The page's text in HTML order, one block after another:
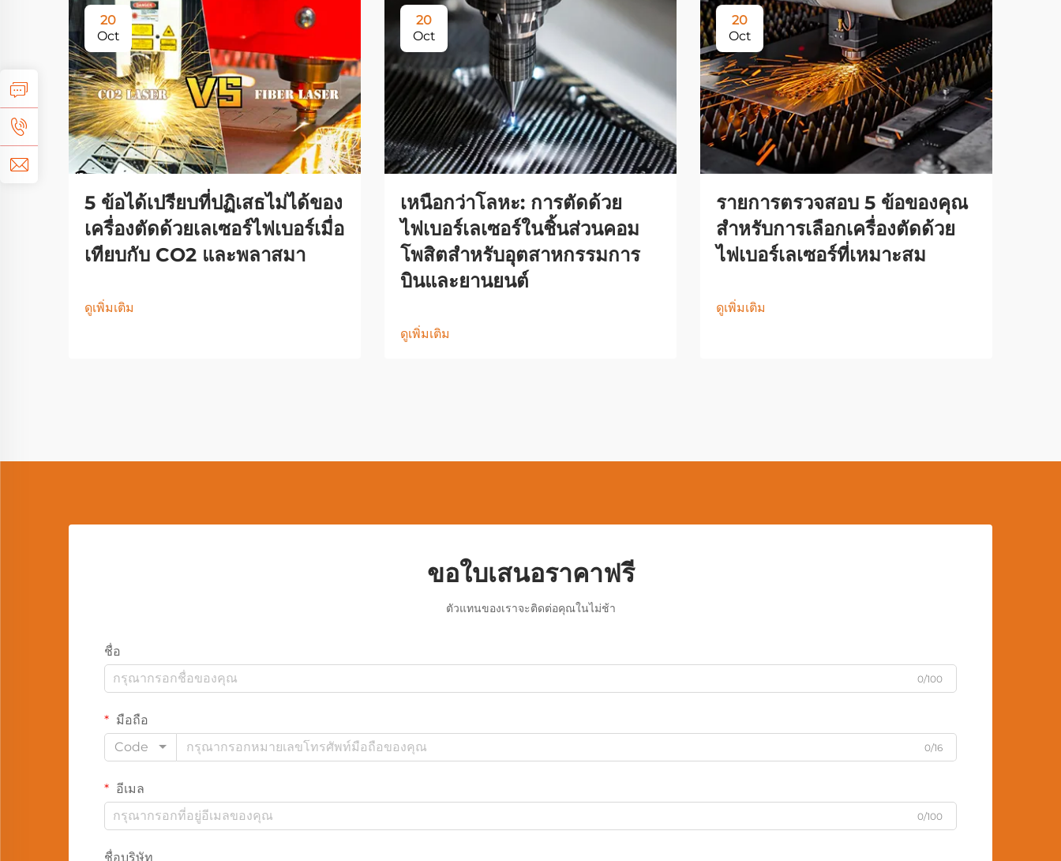
20
Oct
5 ข้อได้เปรียบที่ปฏิเสธไม่ได้ของ
เครื่องตัดด้วยเลเซอร์ไฟเบอร์เมื่อ
เทียบกับ CO2 และพลาสมา
ดูเพิ่มเติม
20
Oct
เหนือกว่าโลหะ: การตัดด้วย
ไฟเบอร์เลเซอร์ในชิ้นส่วนคอม
โพสิตสำหรับอุตสาหกรรมการ
บินและยานยนต์
ดูเพิ่มเติม
20
Oct
รายการตรวจสอบ 5 ข้อของคุณ
สำหรับการเลือกเครื่องตัดด้วย
ไฟเบอร์เลเซอร์ที่เหมาะสม
ดูเพิ่มเติม
ขอใบเสนอราคาฟรี
ตัวแทนของเราจะติดต่อคุณในไม่ช้า
ชื่อ
0/100
มือถือ
Code
0/16
อีเมล
0/100
ชื่อบริษัท